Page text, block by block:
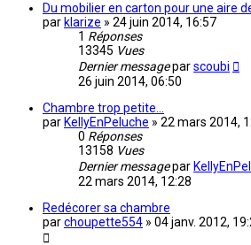
Du mobilier en carton pour une aire
par klarize » 24 juin 2014, 16:57
1 Réponses
13345 Vues
Dernier messageparscoubi
26 juin 2014, 06:50
Chambre trop petite...
par KellyEnPeluche » 22 mars 2014,
0 Réponses
13158 Vues
Dernier messagepar
22 mars 2014, 12:28
Redécorer sa chambre
parchoupette554 » 04 janv. 2012,